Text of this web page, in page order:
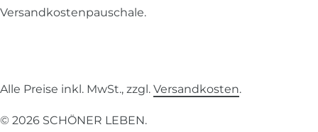
Versandkostenpauschale.
Alle Preise inkl. MwSt., zzgl. Versandkosten.
© 2026 SCHÖNER LEBEN.